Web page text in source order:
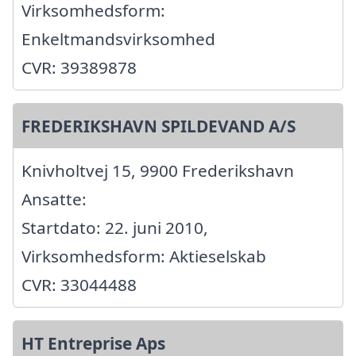
Virksomhedsform:
Enkeltmandsvirksomhed
CVR: 39389878
FREDERIKSHAVN SPILDEVAND A/S
Knivholtvej 15, 9900 Frederikshavn
Ansatte:
Startdato: 22. juni 2010,
Virksomhedsform: Aktieselskab
CVR: 33044488
HT Entreprise Aps